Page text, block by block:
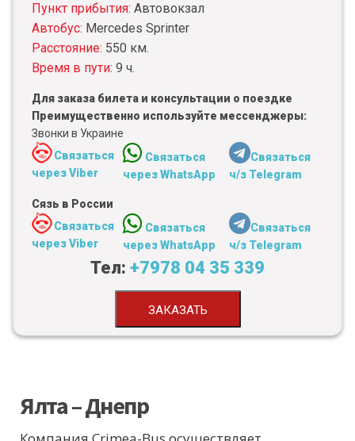
Пункт прибытия: Автовокзал
Автобус: Mercedes Sprinter
Расстояние: 550 км.
Время в пути: 9 ч.
Для заказа билета и консультации о поездке
Преимущественно используйте мессенджеры:
Звонки в Украине
Связаться
через Viber
Связаться
через WhatsApp
Связаться
ч/з Telegram
Сязь в России
Связаться
через Viber
Связаться
через WhatsApp
Связаться
ч/з Telegram
Тел: +7978 04 35 339
ЗАКАЗАТЬ
Ялта – Днепр